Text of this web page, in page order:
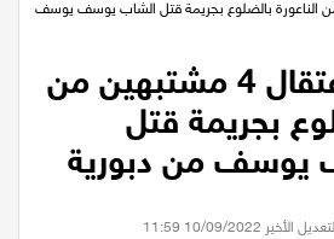
بينهم شابة اعتقال 4 مشتبهين من
بجريمة قتل
من دبورية